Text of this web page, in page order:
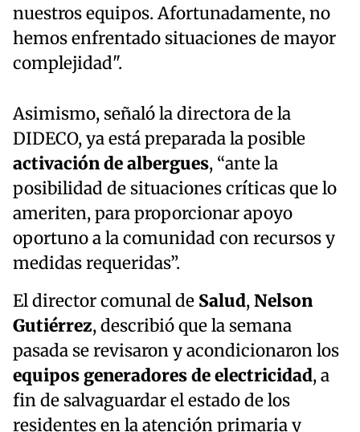
nuestros equipos. Afortunadamente, no
hemos enfrentado situaciones de mayor
complejidad".
Asimismo, señaló la directora de la
DIDECO, ya está preparada la posible
activación de albergues, “ante la
posibilidad de situaciones críticas que lo
ameriten, para proporcionar apoyo
oportuno a la comunidad con recursos y
medidas requeridas”.
El director comunal de Salud,Nelson
Gutiérrez, describió que la semana
pasada se revisaron y acondicionaron los
equipos generadores de electricidad, a
fin de salvaguardar el estado de los
residentes en la atención primaria y